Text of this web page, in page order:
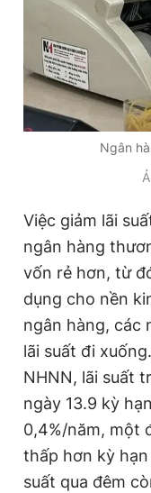
Hotline
0906 645 777
Đặt báo Quảng
Tổng biên tập:
Phó tổng biên tập
Phó tổng biên tập:
Giấy phép xuất bản
© 2003-2026 Bản
chép dưới mọi hình
Ngân
Việc giảm lãi
ngân hàng
vốn rẻ hơn, từ
dụng cho nền
ngân hàng, các
lãi suất đi
NHNN, lãi suất
ngày 13.9 kỳ
0,4%/năm, một
thấp hơn kỳ hạn
suất qua đêm